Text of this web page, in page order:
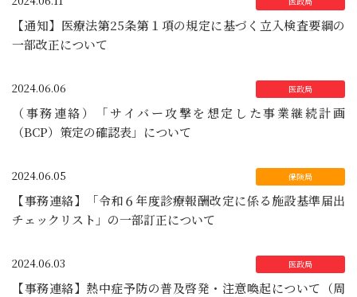
【通知】医療法第25条第１項の規定に基づく立入検査要綱の
一部改正について
2024.06.06
（事務連絡）「サイバー攻撃を想定した事業継続計画
（BCP）策定の確認表」について
2024.06.05
【事務連絡】「令和６年度診療報酬改定に係る施設基準届出
チェックリスト」の一部訂正について
2024.06.03
【事務連絡】熱中症予防の普及啓発・注意喚起について（周